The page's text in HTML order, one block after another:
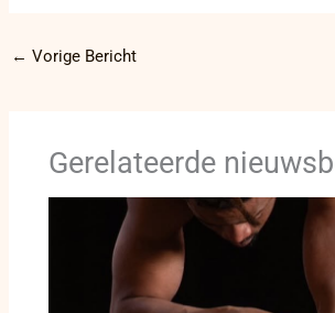
← Vorige Bericht
Gerelateerde